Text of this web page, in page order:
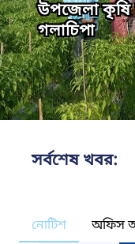
উপজেলা কৃষি
গলাচিপা
সর্বশেষ খবর:
নোটিশ অফিস